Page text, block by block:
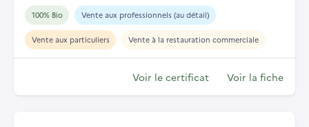
100% Bio Vente aux professionnels (au détail)
Vente aux particuliers Vente à la restauration commerciale
Voir le certificat Voir la fiche